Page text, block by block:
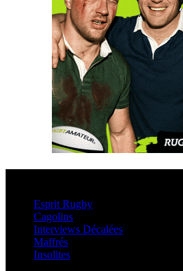
Esprit Rugby
Cagolins
Interviews Décalées
Maffrés
Insolites